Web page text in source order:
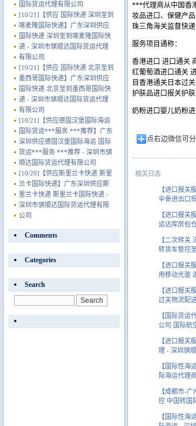
***代理商从中国香
妆品进口、保健产
珠三角海关监督快
服务项目通称：
香港进口 进口通关
红葡萄酒进口通关
目香港通关日本过
护肤品进口报关护
奶粉进口婴儿奶粉
点右边微信可
相关日志
【进口报关
伞骨进出口
【进口报
运达库房包
【二次转关
转货车管控
【进口报关
用移动光驱
【进口报关
过关物流配
【国际货运
公司 国际航
【进口报
理 - 深圳骐
【国际性海
际海运代理
【成都市-
控 中国转国
【国际性海
国际货运代理有限公司
[10/21] 【供应 国际快递 深圳至到
喀麦隆国际快递】广东深圳供应
国际快递 深圳至到喀麦隆国际快
递 - 深圳市骐顺达国际货运代理
有限公司
[10/21] 【供应 国际快递 北京至到
墨西哥国际快递】广东深圳供应
国际快递 北京至到墨西哥国际快
递 - 深圳市骐顺达国际货运代理
有限公司
[10/21] 【供应德国汉堡国际海运
国际货运***服务 ***推荐】广东
深圳供应德国汉堡国际海运 国际
货运***服务 ***推荐 - 深圳市骐
顺达国际货运代理有限公司
[10/20] 【供应斯里兰卡快递 斯里
兰卡国际快递】广东深圳供应斯
里兰卡快递 斯里兰卡国际快递 -
深圳市骐顺达国际货运代理有限
公司
Comments
Categories
Search